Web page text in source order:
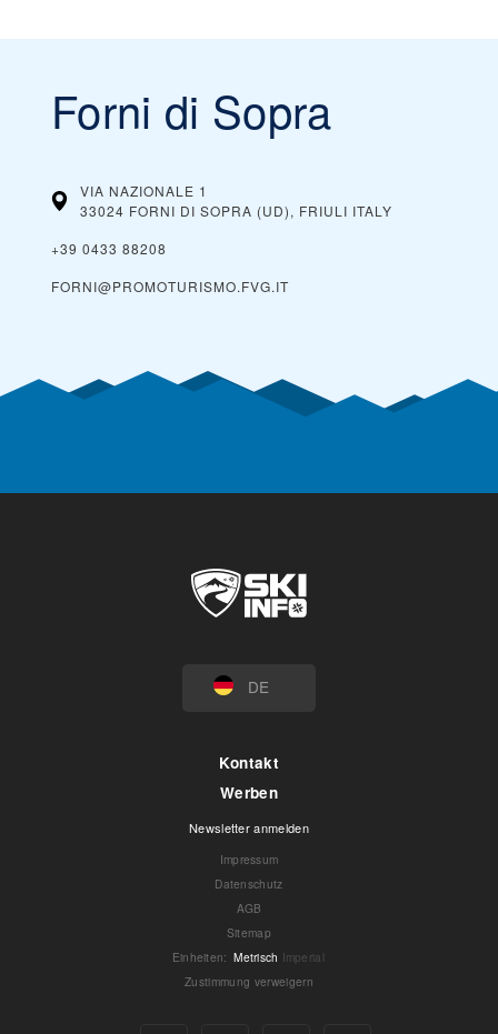
Forni di Sopra
VIA NAZIONALE 1
33024 FORNI DI SOPRA (UD), FRIULI ITALY
+39 0433 88208
FORNI@PROMOTURISMO.FVG.IT
DE
Kontakt
Werben
Newsletter anmelden
Impressum
Datenschutz
AGB
Sitemap
Einheiten: Metrisch Imperial
Zustimmung verweigern